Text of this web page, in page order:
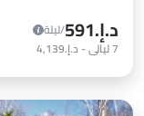
د.إ.‏591
/ليلة
7ليالي- د.إ.‏4,139